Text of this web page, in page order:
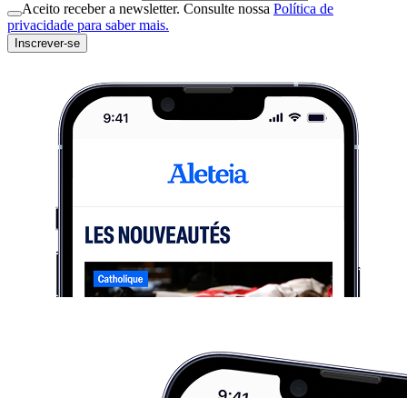
Aceito receber a newsletter. Consulte nossa Política de
privacidade para saber mais.
Inscrever-se